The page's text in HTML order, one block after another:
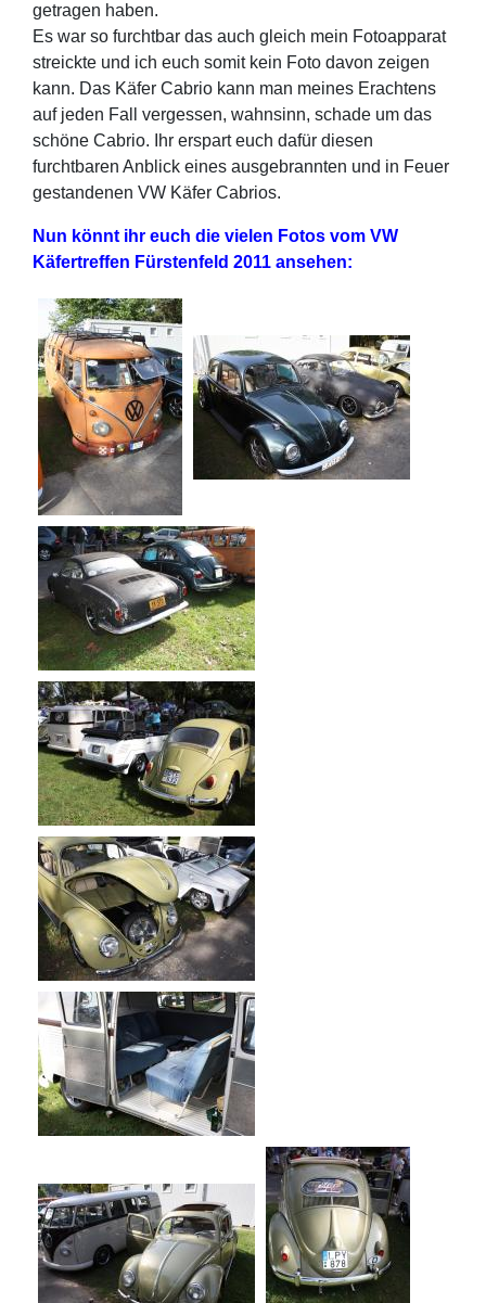
getragen haben.
Es war so furchtbar das auch gleich mein Fotoapparat
streickte und ich euch somit kein Foto davon zeigen
kann. Das Käfer Cabrio kann man meines Erachtens
auf jeden Fall vergessen, wahnsinn, schade um das
schöne Cabrio. Ihr erspart euch dafür diesen
furchtbaren Anblick eines ausgebrannten und in Feuer
gestandenen VW Käfer Cabrios.
Nun könnt ihr euch die vielen Fotos vom VW
Käfertreffen Fürstenfeld 2011 ansehen: